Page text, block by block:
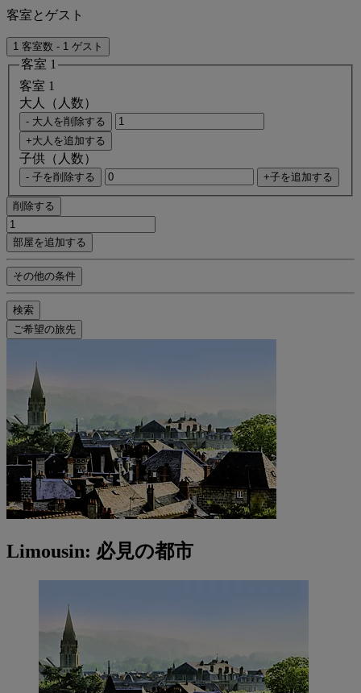
客室とゲスト
1 客室数 - 1 ゲスト
客室 1
客室 1
大人（人数）
- 大人を削除する
+大人を追加する
子供（人数）
- 子を削除する +子を追加する
削除する
部屋を追加する
その他の条件
検索
ご希望の旅先
Limousin: 必見の都市